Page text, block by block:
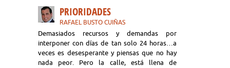
PRIORIDADES
RAFAEL BUSTO CUIÑAS
Demasiados recursos y demandas por
interponer con días de tan solo 24 horas…a
veces es desesperante y piensas que no hay
nada peor. Pero la calle, está llena de